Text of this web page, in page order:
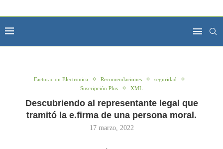
Facturacion Electronica Recomendaciones
seguridad
Suscripción Plus
XML
Descubriendo al representante legal que
tramitó la e.firma de una persona moral.
17 marzo, 2022